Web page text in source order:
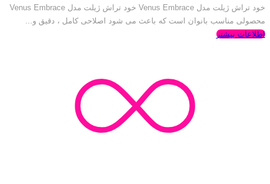
خود تراش ژیلت مدل Venus Embrace خود تراش ژیلت مدل Venus Embrace
محصولی مناسب بانوان است که باعث می شود اصلاحی کامل ، دقیق و...
اطلاعات بیشتر